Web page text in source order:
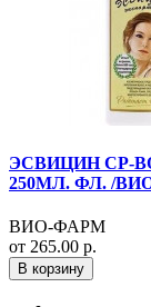
ЭСВИЦИН СР-
250МЛ. ФЛ. /
ВИО-ФАРМ
от 265.00 р.
В корзину